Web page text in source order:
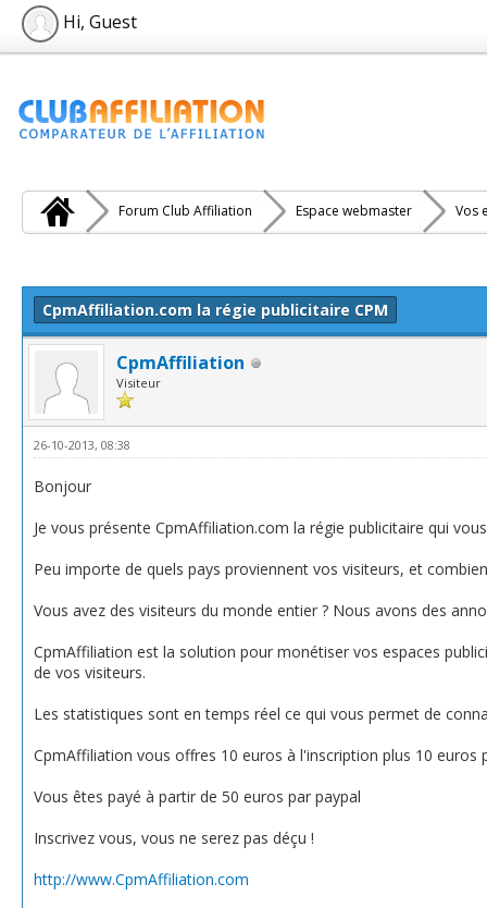
Hi, Guest
Forum Club Affiliation Espace webmaster Vos
CpmAffiliation.com la régie publicitaire CPM
CpmAffiliation
Visiteur
26-10-2013, 08:38
Bonjour
Je vous présente CpmAffiliation.com la régie publicitaire qui
Peu importe de quels pays proviennent vos visiteurs, et
Vous avez des visiteurs du monde entier ? Nous avons des
CpmAffiliation est la solution pour monétiser vos espaces
de vos visiteurs.
Les statistiques sont en temps réel ce qui vous permet de
CpmAffiliation vous offres 10 euros à l'inscription plus 10 euros
Vous êtes payé à partir de 50 euros par paypal
Inscrivez vous, vous ne serez pas déçu !
http://www.CpmAffiliation.com